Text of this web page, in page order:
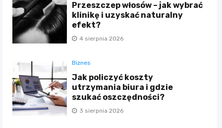
Przeszczep włosów – jak wybrać
klinikę i uzyskać naturalny
efekt?
4 sierpnia 2026
Biznes
Jak policzyć koszty
utrzymania biura i gdzie
szukać oszczędności?
3 sierpnia 2026